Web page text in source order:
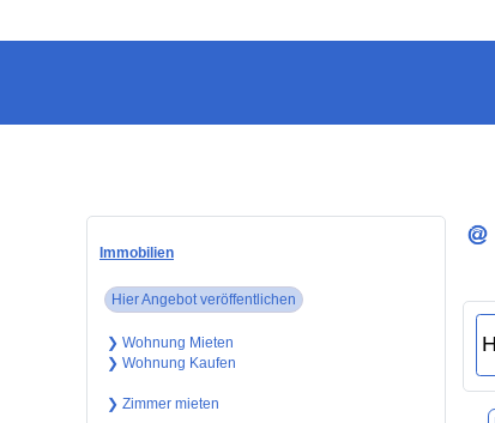
Immobilien
Hier Angebot veröffentlichen
❯ Wohnung Mieten
❯ Wohnung Kaufen
❯ Zimmer mieten